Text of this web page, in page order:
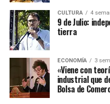
CULTURA 4
9 de Julio:
tierra
ECONOMÍA 3
«Viene con
industrial que
Bolsa de